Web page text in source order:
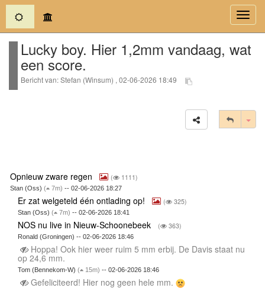
(current)
Lucky boy. Hier 1,2mm vandaag, wat
een score.
Bericht van: Stefan (Winsum) , 02-06-2026 18:49
Opnieuw zware regen ( 1111)
Stan (Oss) ( 7m) -- 02-06-2026 18:27
Er zat welgeteld één ontlading op! ( 325)
Stan (Oss) ( 7m) -- 02-06-2026 18:41
NOS nu live in Nieuw-Schoonebeek ( 363)
Ronald (Groningen) -- 02-06-2026 18:46
Hoppa! Ook hier weer ruim 5 mm erbij. De Davis staat nu
op 24,6 mm.
Tom (Bennekom-W) ( 15m) -- 02-06-2026 18:46
Gefeliciteerd! Hier nog geen hele mm.